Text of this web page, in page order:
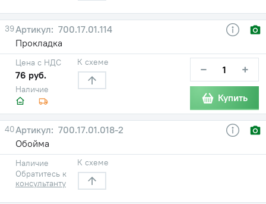
39
700.17.01.114
Прокладка
Наличие
Цена с НДС
76 руб.
К схеме − +
Купить
40
700.17.01.018-2
Обойма
Наличие
Обратитесь к
консультанту
К схеме